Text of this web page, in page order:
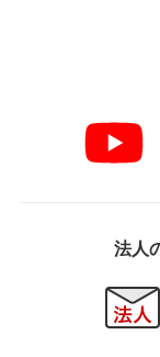
法人